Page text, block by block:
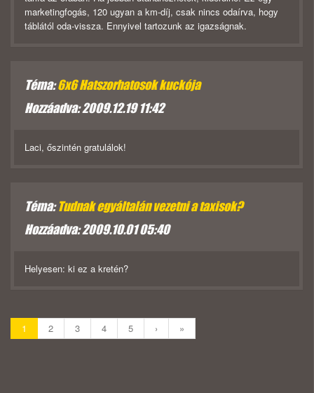
marketingfogás, 120 ugyan a km-díj, csak nincs odaírva, hogy
táblától oda-vissza. Ennyivel tartozunk az igazságnak.
Téma:6x6 Hatszorhatosok kuckója
Hozzáadva: 2009.12.19 11:42
Laci, őszintén gratulálok!
Téma:Tudnak egyáltalán vezetni a taxisok?
Hozzáadva: 2009.10.01 05:40
Helyesen: ki ez a kretén?
1 2 3 4 5 › »